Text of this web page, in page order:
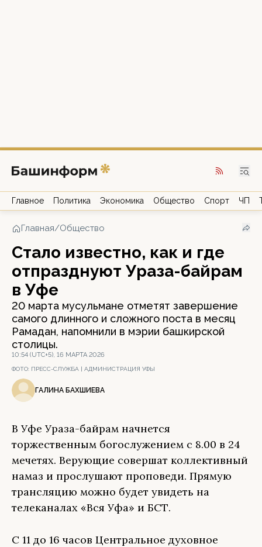
Главное Политика Экономика Общество Спорт ЧП
Главная/Общество
Стало известно, как и где
отпразднуют Ураза-байрам
в Уфе
20 марта мусульмане отметят завершение
самого длинного и сложного поста в месяц
Рамадан, напомнили в мэрии башкирской
столицы.
10:54 (UTC+5), 16 МАРТА 2026
ФОТО: ПРЕСС-СЛУЖБА | АДМИНИСТРАЦИЯ УФЫ
ГАЛИНА БАХШИЕВА
В Уфе Ураза-байрам начнется
торжественным богослужением с 8.00 в 24
мечетях. Верующие совершат коллективный
намаз и прослушают проповеди. Прямую
трансляцию можно будет увидеть на
телеканалах «Вся Уфа» и БСТ.
С 11 до 16 часов Центральное духовное